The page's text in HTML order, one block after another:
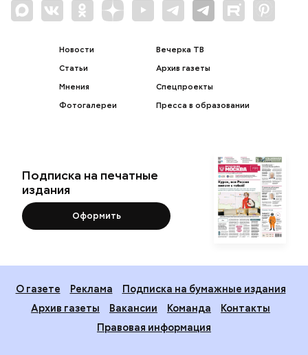
Новости
Статьи
Мнения
Фотогалереи
Вечерка ТВ
Архив газеты
Спецпроекты
Пресса в образовании
Подписка на печатные
издания
Оформить
О газете Реклама
Подписка на бумажные издания
Архив газеты
Вакансии Команда
Контакты
Правовая информация